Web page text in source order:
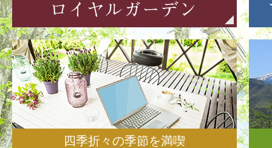
四季折々の季節を満喫